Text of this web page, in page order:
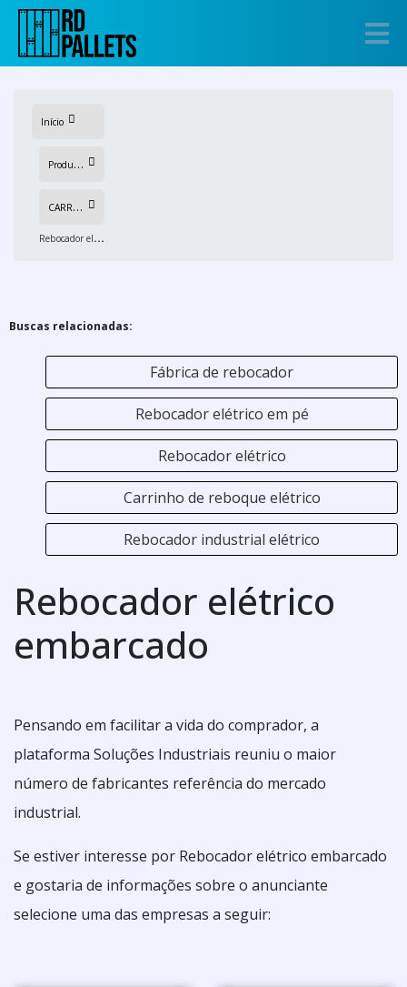
Início
P
rodutos
C
ARRINHO REBOCADOR
R
ebocador elétrico embarcado
Buscas relacionadas:
Fábrica de rebocador
Rebocador elétrico em pé
Rebocador elétrico
Carrinho de reboque elétrico
Rebocador industrial elétrico
Rebocador elétrico
embarcado
Pensando em facilitar a vida do comprador, a
plataforma Soluções Industriais reuniu o maior
número de fabricantes referência do mercado
industrial.
Se estiver interesse por Rebocador elétrico embarcado
e gostaria de informações sobre o anunciante
selecione uma das empresas a seguir: